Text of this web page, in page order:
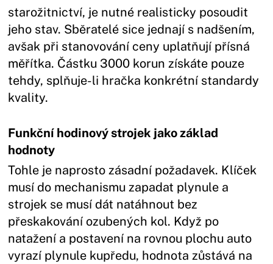
starožitnictví, je nutné realisticky posoudit
jeho stav. Sběratelé sice jednají s nadšením,
avšak při stanovování ceny uplatňují přísná
měřítka. Částku 3000 korun získáte pouze
tehdy, splňuje-li hračka konkrétní standardy
kvality.
Funkční hodinový strojek jako základ
hodnoty
Tohle je naprosto zásadní požadavek. Klíček
musí do mechanismu zapadat plynule a
strojek se musí dát natáhnout bez
přeskakování ozubených kol. Když po
natažení a postavení na rovnou plochu auto
vyrazí plynule kupředu, hodnota zůstává na